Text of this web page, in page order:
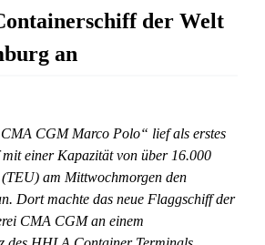
der Welt
an
CGM Marco Polo“ lief als erstes
einer Kapazität von über 16.000
am Mittwochmorgen den
Dort machte das neue Flaggschiff der
CMA CGM an einem